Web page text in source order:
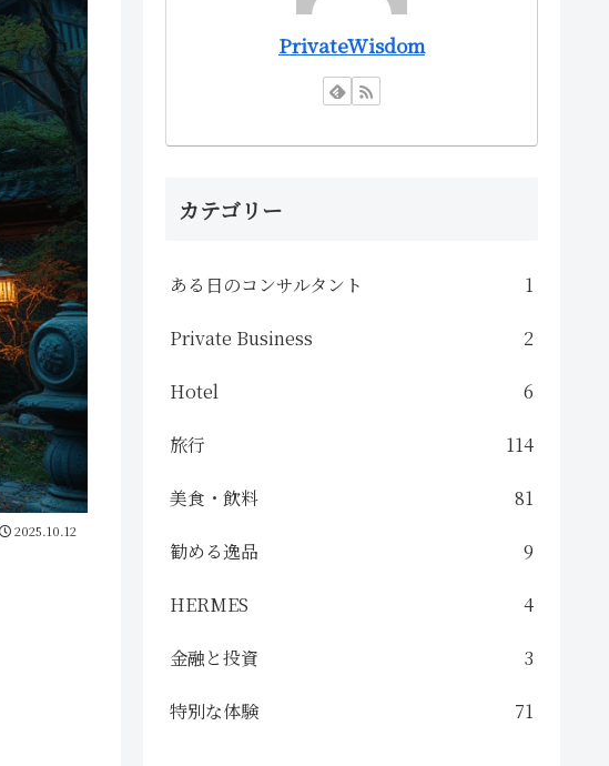
2025.10.12
PrivateWisdom
カテゴリー
ある日のコンサルタント 1
Private Business 2
Hotel 6
旅行 114
美食・飲料 81
勧める逸品 9
HERMES 4
金融と投資 3
特別な体験 71